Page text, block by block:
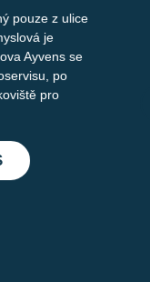
pouze z ulice
je
Ayvens se
po
pro